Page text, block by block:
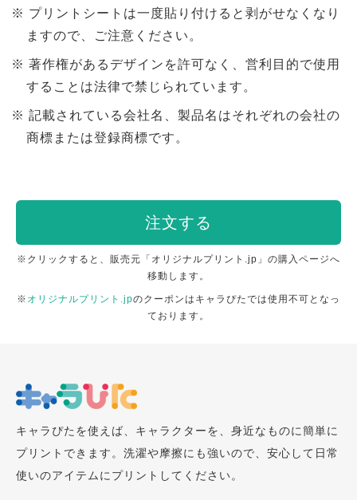
プリントシートは一度貼り付けると剥がせなくなり
ますので、ご注意ください。
著作権があるデザインを許可なく、営利目的で使用
することは法律で禁じられています。
記載されている会社名、製品名はそれぞれの会社の
商標または登録商標です。
注文する
※クリックすると、販売元「オリジナルプリント.jp」の購入ページへ
移動します。
※ オリジナルプリント.jpのクーポンはキャラぴたでは使用不可となっ
ております。
キャラぴたを使えば、キャラクターを、身近なものに簡単に
プリントできます。洗濯や摩擦にも強いので、安心して日常
使いのアイテムにプリントしてください。